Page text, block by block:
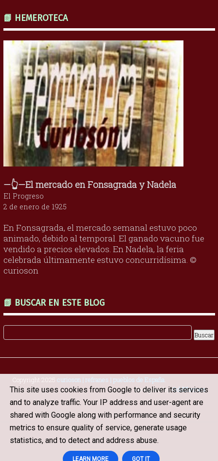
📗 HEMEROTECA
—👆—El mercado en Fonsagrada y Nadela
El Progreso
2 de enero de 1925
En Fonsagrada, el mercado semanal estuvo poco
animado, debido al temporal. El ganado vacuno fue
vendido a precios elevados. En Nadela, la feria
celebrada últimamente estuvo concurridísima. ©
curioson
📗 BUSCAR EN ESTE BLOG
Copyright 2025 curioson | refranes | pueblos de España
Designed byOddThemes
This site uses cookies from Google to deliver its services
and to analyze traffic. Your IP address and user-agent are
shared with Google along with performance and security
metrics to ensure quality of service, generate usage
statistics, and to detect and address abuse.
LEARN MORE GOT IT